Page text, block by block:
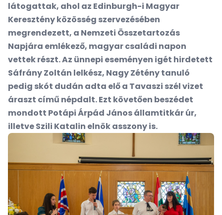
látogattak, ahol az Edinburgh-i Magyar
Keresztény közösség szervezésében
megrendezett, a Nemzeti Összetartozás
Napjára emlékező, magyar családi napon
vettek részt. Az ünnepi eseményen igét hirdetett
Sáfrány Zoltán lelkész, Nagy Zétény tanuló
pedig skót dudán adta elő a Tavaszi szél vizet
áraszt című népdalt. Ezt követően beszédet
mondott Potápi Árpád János államtitkár úr,
illetve Szili Katalin elnök asszony is.